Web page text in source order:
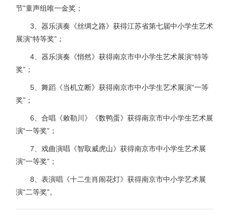
节”童声组唯一金奖；
3、器乐演奏《丝绸之路》获得江苏省第七届中小学生艺术
展演“特等奖”；
4、器乐演奏《悄然》获得南京市中小学生艺术展演“特等
奖”；
5、舞蹈《当机立断》获得南京市中小学生艺术展演“一等
奖”；
6、合唱《敕勒川》《数鸭蛋》获得南京市中小学生艺术展
演“一等奖”；
7、戏曲演唱《智取威虎山》获得南京市中小学生艺术展
演“一等奖”；
8、表演唱《十二生肖闹花灯》获得南京市中小学艺术展
演“二等奖”。